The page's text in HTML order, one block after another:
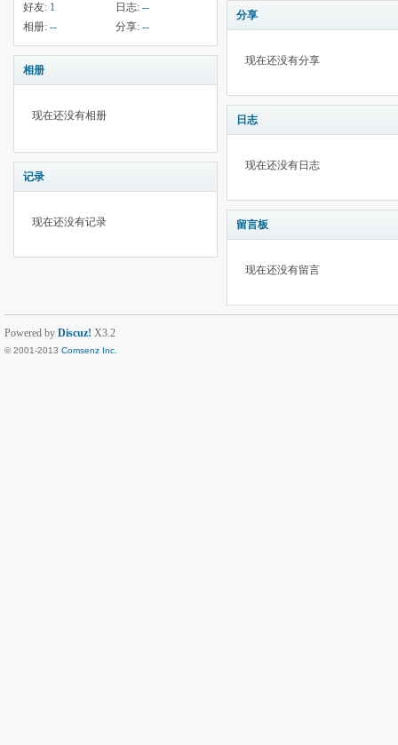
好友: 1 日志: --
相册: -- 分享: --
相册
现在还没有相册
记录
现在还没有记录
分享
现在还没有分享
日志
现在还没有日志
留言板
现在还没有留言
Powered by Discuz! X3.2
© 2001-2013 Comsenz Inc.